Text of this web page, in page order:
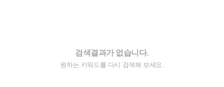
검색결과가 없습니다.
원하는 키워드를 다시 검색해 보세요.